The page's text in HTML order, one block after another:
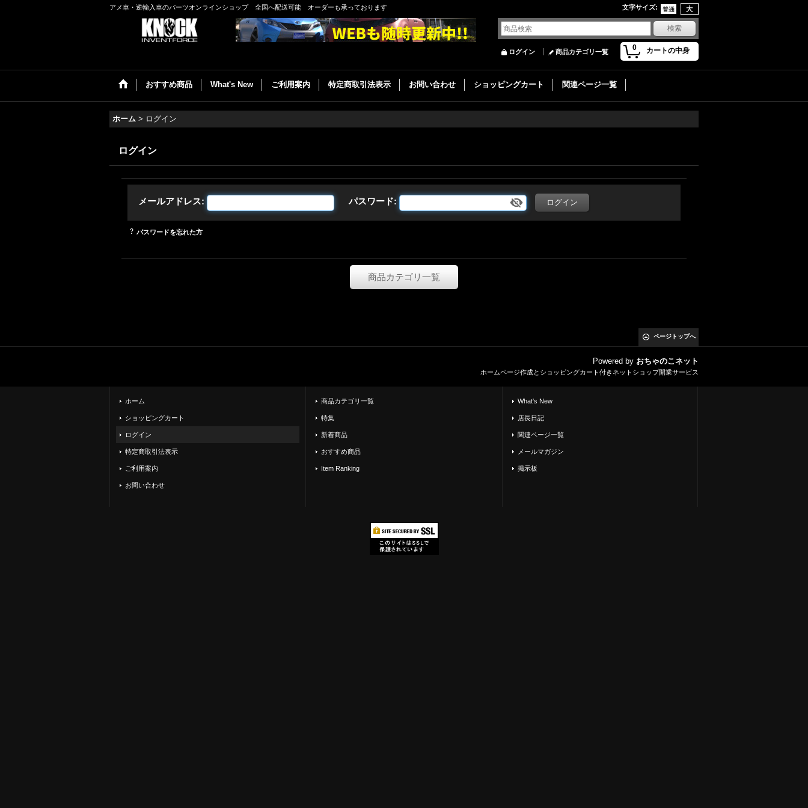
アメ車・逆輸入車のパーツオンラインショップ 全国へ配送可能 オーダーも承っております 文字サイズ:
0 カートの中身
ログイン 商品カテゴリ一覧
おすすめ商品 What's New ご利用案内 特定商取引法表示 お問い合わせ ショッピングカート 関連ページ一覧
ホーム > ログイン
ログイン
メールアドレス: パスワード:
パスワードを忘れた方
商品カテゴリ一覧
ページトップへ
Powered by おちゃのこネット
ホームページ作成とショッピングカート付きネットショップ開業サービス
ホーム
ショッピングカート
ログイン
特定商取引法表示
ご利用案内
お問い合わせ
商品カテゴリ一覧
特集
新着商品
おすすめ商品
Item Ranking
What's New
店長日記
関連ページ一覧
メールマガジン
掲示板